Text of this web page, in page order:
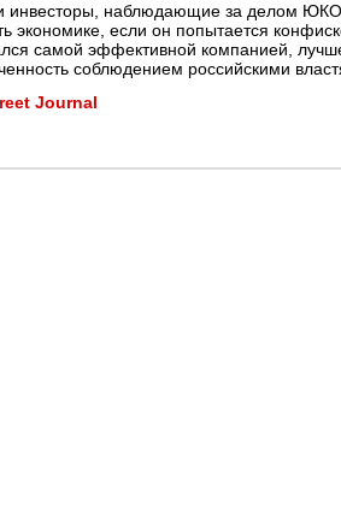
инвесторы, наблюдающие за делом
экономике, если он попытается
самой эффективной компанией,
соблюдением российскими
Journal